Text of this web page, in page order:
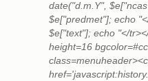
date("d.m.Y",
$e["predmet"]; echo
$e["text"]; echo "</
height=16